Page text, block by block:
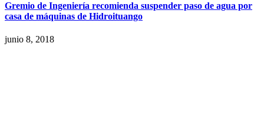
Gremio de Ingeniería recomienda suspender paso de agua por
casa de máquinas de Hidroituango
junio 8, 2018